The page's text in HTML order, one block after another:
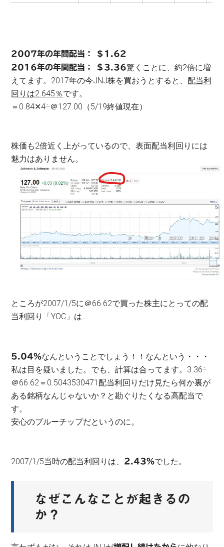
2007年の年間配当： ＄1.62
2016年の年間配当： ＄3.36驚くことに、約2倍に増
えてます。2017年の今JNJ株を買おうとすると、配当利
回りは2.645％です。
＝0.84✕4÷＠127.00（5/19終値現在）
株価も2倍近く上がっているので、表面配当利回りには
魅力はありません。
ところが2007/1/5に＠66.62で買った株主にとっての配
当利回り「YOC」は…
5.04％なんということでしょう！！なんという・・・
私は目を疑いました。でも、計算は合ってます。3.36÷
＠66.62＝0.5043530471配当利回りだけ見たら何か裏が
ある銘柄なんじゃないか？と勘ぐりたくなる高配当で
す。
安心のブルーチップだというのに。
2007/1/5当時の配当利回りは、 2.43％でした。
なぜこんなことが起きるの
か？